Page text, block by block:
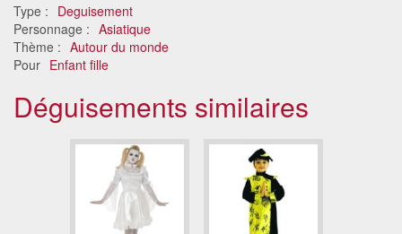
Type : Deguisement
Personnage : Asiatique
Thème : Autour du monde
Pour Enfant fille
Déguisements similaires